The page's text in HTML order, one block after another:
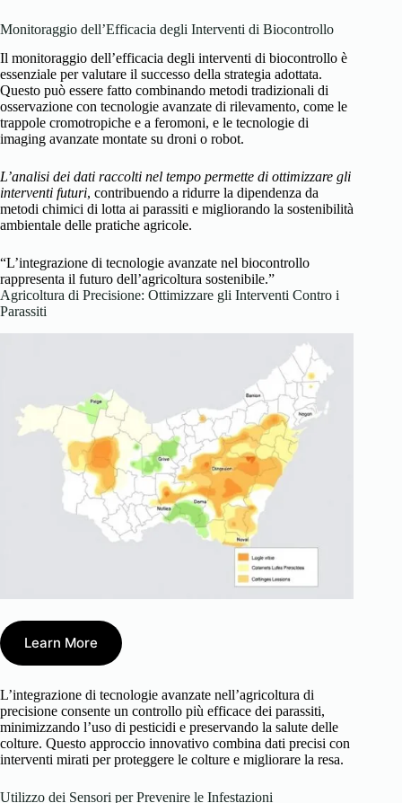
Monitoraggio dell’Efficacia degli Interventi di Biocontrollo
Il monitoraggio dell’efficacia degli interventi di biocontrollo è
essenziale per valutare il successo della strategia adottata.
Questo può essere fatto combinando metodi tradizionali di
osservazione con tecnologie avanzate di rilevamento, come le
trappole cromotropiche e a feromoni, e le tecnologie di
imaging avanzate montate su droni o robot.
L’analisi dei dati raccolti nel tempo permette di ottimizzare gli
interventi futuri, contribuendo a ridurre la dipendenza da
metodi chimici di lotta ai parassiti e migliorando la sostenibilità
ambientale delle pratiche agricole.
“L’integrazione di tecnologie avanzate nel biocontrollo
rappresenta il futuro dell’agricoltura sostenibile.”
Agricoltura di Precisione: Ottimizzare gli Interventi Contro i
Parassiti
Learn More
L’integrazione di tecnologie avanzate nell’agricoltura di
precisione consente un controllo più efficace dei parassiti,
minimizzando l’uso di pesticidi e preservando la salute delle
colture. Questo approccio innovativo combina dati precisi con
interventi mirati per proteggere le colture e migliorare la resa.
Utilizzo dei Sensori per Prevenire le Infestazioni